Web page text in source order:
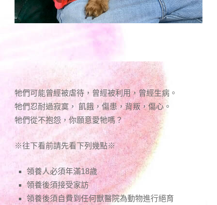
牠們可能曾經被虐待，曾經被利用，曾經生病。
牠們忍耐過寂寞， 飢餓，傷患，背叛，傷心。
牠們從不抱怨，你願意愛牠嗎？
※往下看前請先看下列幾點※
領養人必須年滿18歲
領養後須接受家訪
領養後須自費到任何獸醫院為動物進行絕育